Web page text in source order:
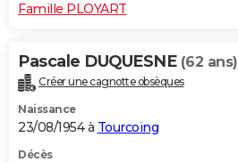
Famille PLOYART
Pascale DUQUESNE (62 ans)
Créer une cagnotte obsèques
Naissance
23/08/1954 à Tourcoing
Décès